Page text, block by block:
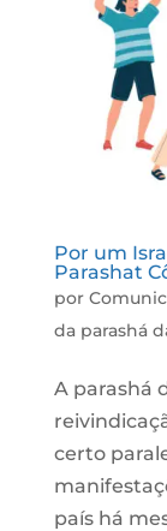
Por um
Parashat
por
da parashá
A parashá
certo
país há